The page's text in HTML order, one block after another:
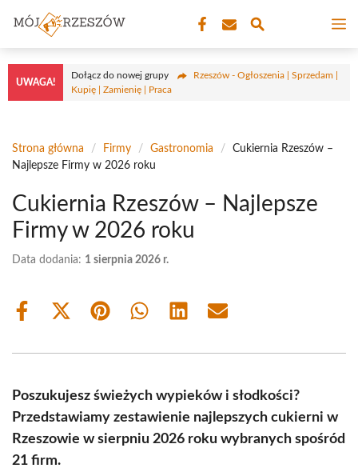
treści
UWAGA!
Dołącz do nowej grupy
Rzeszów - Ogłoszenia | Sprzedam |
Kupię | Zamienię | Praca
Strona główna / Firmy / Gastronomia /
Cukiernia Rzeszów –
Najlepsze Firmy w 2026 roku
Cukiernia Rzeszów – Najlepsze
Firmy w 2026 roku
Data dodania: 1 sierpnia 2026 r.
Share
Share
(Twitter)
Share Share Share Share
Poszukujesz świeżych wypieków i słodkości?
Przedstawiamy zestawienie najlepszych cukierni w
Rzeszowie w sierpniu 2026 roku wybranych spośród
21 firm.